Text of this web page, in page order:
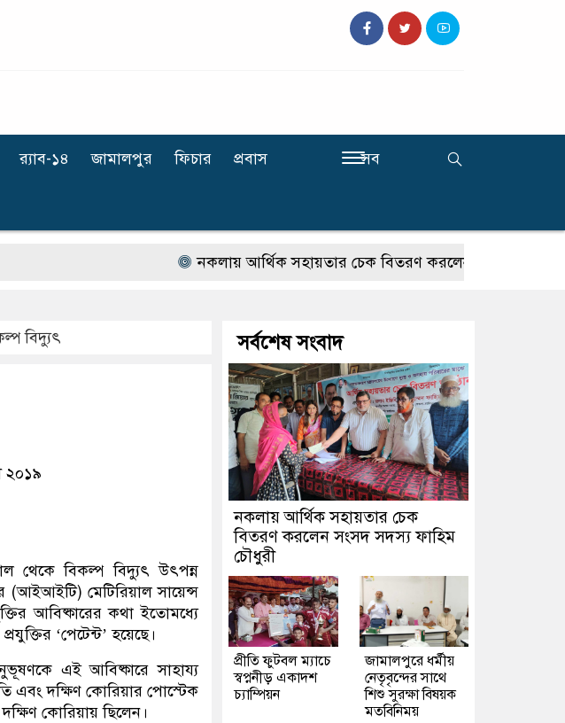
র‌্যাব-১৪ জামালপুর ফিচার প্রবাস সব
নকলায় আর্থিক সহায়তার চেক বিতরণ করলেন সংসদ সদস্য ফাহিম
বিদ্যুৎ
২০১৯
থেকে বিকল্প বিদ্যুৎ উৎপন্ন
(আইআইটি) মেটিরিয়াল সায়েন্স
আবিষ্কারের কথা ইতোমধ্যে
‘পেটেন্ট’ হয়েছে।
এই আবিষ্কারে সাহায্য
এবং দক্ষিণ কোরিয়ার পোস্টেক
কোরিয়ায় ছিলেন।
সর্বশেষ সংবাদ
নকলায় আর্থিক সহায়তার চেক
বিতরণ করলেন সংসদ সদস্য ফাহিম
চৌধুরী
প্রীতি ফুটবল ম্যাচে
স্বপ্ননীড় একাদশ
চ্যাম্পিয়ন
জামালপুরে ধর্মীয়
নেতৃবৃন্দের সাথে
শিশু সুরক্ষা বিষয়ক
মতবিনিময়